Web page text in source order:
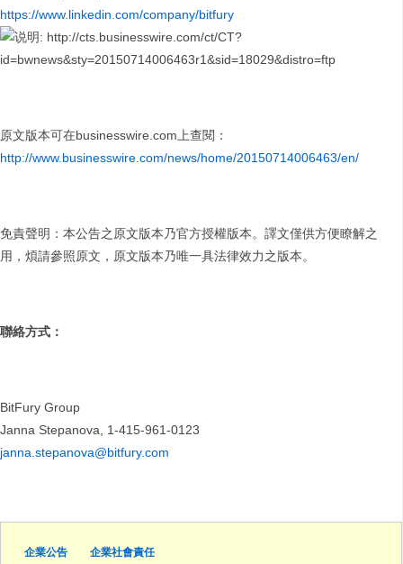
https://www.linkedin.com/company/bitfury
原文版本可在businesswire.com上查閱：
http://www.businesswire.com/news/home/20150714006463/en/
免責聲明：本公告之原文版本乃官方授權版本。譯文僅供方便瞭解之
用，煩請參照原文，原文版本乃唯一具法律效力之版本。
聯絡方式：
BitFury Group
Janna Stepanova, 1-415-961-0123
janna.stepanova@bitfury.com
企業公告 企業社會責任